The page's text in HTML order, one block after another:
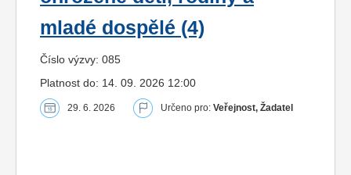
mladé dospělé (4)
Číslo výzvy: 085
Platnost do: 14. 09. 2026 12:00
29. 6. 2026 Určeno pro: Veřejnost, Žadatel